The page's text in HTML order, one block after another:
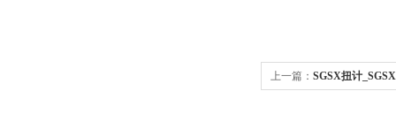
上一篇： SGSX扭计